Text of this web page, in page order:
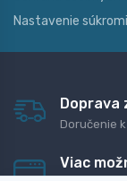
Nastavenie
Doprava
Doručenie
Viac